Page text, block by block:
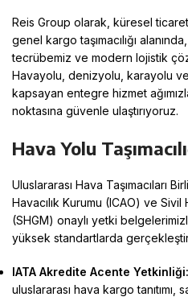
Reis Group olarak, küresel
genel kargo taşımacılığı
tecrübemiz ve modern lojistik
Havayolu, denizyolu, karayolu ve
kapsayan entegre hizmet
noktasına güvenle ulaştırıyoruz.
Hava Yolu
Uluslararası Hava Taşımacıları
Havacılık Kurumu (ICAO) ve Sivil
(SHGM) onaylı yetki
yüksek standartlarda
IATA Akredite Acente Yetkinliği:
uluslararası hava kargo tanıtımı,